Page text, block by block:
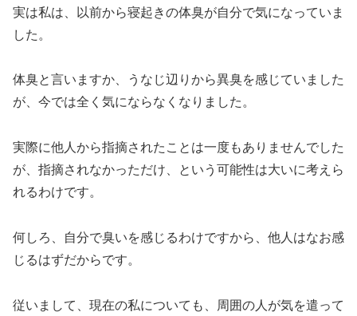
実は私は、以前から寝起きの体臭が自分で気になっていま
した。
体臭と言いますか、うなじ辺りから異臭を感じていました
が、今では全く気にならなくなりました。
実際に他人から指摘されたことは一度もありませんでした
が、指摘されなかっただけ、という可能性は大いに考えら
れるわけです。
何しろ、自分で臭いを感じるわけですから、他人はなお感
じるはずだからです。
従いまして、現在の私についても、周囲の人が気を遣って